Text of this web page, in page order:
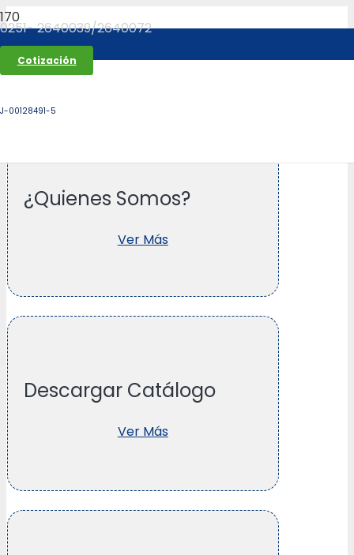
0251- 2640039/2640072
Cotización
J-00128491-5
¿Quienes Somos?
Ver Más
Descargar Catálogo
Ver Más